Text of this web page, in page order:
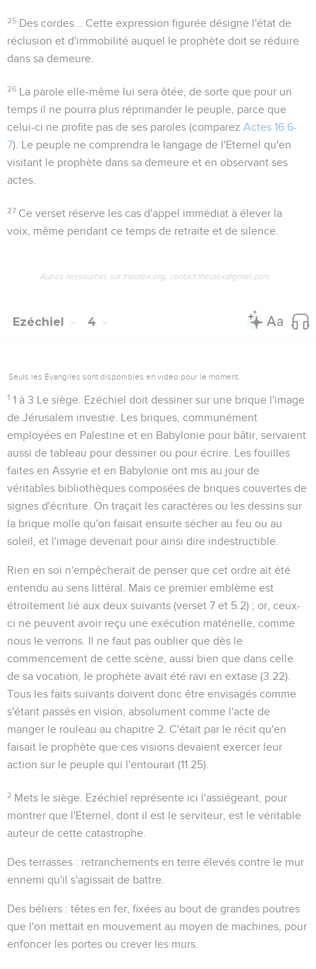
25 Des cordes...
Cette expression figurée désigne l'état de
réclusion et d'immobilité auquel le prophète doit se réduire
dans sa demeure.
26 La parole elle-même lui sera ôtée, de sorte que pour un
temps il ne pourra plus réprimander le peuple, parce que
celui-ci ne profite pas de ses paroles (comparez Actes 16.6-
7). Le peuple ne comprendra le langage de l'Eternel qu'en
visitant le prophète dans sa demeure et en observant ses
actes.
27 Ce verset réserve les cas d'appel immédiat à élever la
voix, même pendant ce temps de retraite et de silence.
Autres ressources sur theotex.org, contact theotex@gmail.com
Ezéchiel 4
Seuls les Évangiles sont disponibles en vidéo pour le moment.
1 1 à 3 Le siège. Ezéchiel doit dessiner sur une brique l'image
de Jérusalem investie. Les briques, communément
employées en Palestine et en Babylonie pour bâtir, servaient
aussi de tableau pour dessiner ou pour écrire. Les fouilles
faites en Assyrie et en Babylonie ont mis au jour de
véritables bibliothèques composées de briques couvertes de
signes d'écriture. On traçait les caractères ou les dessins sur
la brique molle qu'on faisait ensuite sécher au feu ou au
soleil, et l'image devenait pour ainsi dire indestructible.
Rien en soi n'empêcherait de penser que cet ordre ait été
entendu au sens littéral. Mais ce premier emblème est
étroitement lié aux deux suivants (verset 7 et 5.2) ; or, ceux-
ci ne peuvent avoir reçu une exécution matérielle, comme
nous le verrons. Il ne faut pas oublier que dès le
commencement de cette scène, aussi bien que dans celle
de sa vocation, le prophète avait été ravi en extase (3.22).
Tous les faits suivants doivent donc être envisagés comme
s'étant passés en vision, absolument comme l'acte de
manger le rouleau au chapitre 2. C'était par le récit qu'en
faisait le prophète que ces visions devaient exercer leur
action sur le peuple qui l'entourait (11.25).
2 Mets le siège . Ezéchiel représente ici l'assiégeant, pour
montrer que l'Eternel, dont il est le serviteur, est le véritable
auteur de cette catastrophe.
Des terrasses : retranchements en terre élevés contre le mur
ennemi qu'il s'agissait de battre.
Des béliers : têtes en fer, fixées au bout de grandes poutres
que l'on mettait en mouvement au moyen de machines, pour
enfoncer les portes ou crever les murs.